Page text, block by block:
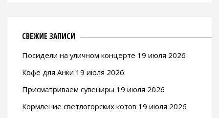
СВЕЖИЕ ЗАПИСИ
Посидели на уличном концерте 19 июля 2026
Кофе для Анки 19 июля 2026
Присматриваем сувениры 19 июля 2026
Кормление светлогорских котов 19 июля 2026